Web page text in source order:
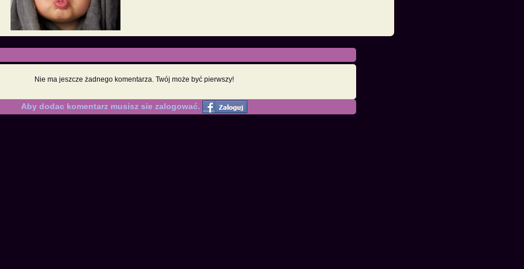
Nie ma jeszcze żadnego komentarza. Twój może być pierwszy!
Aby dodac komentarz musisz sie zalogować.